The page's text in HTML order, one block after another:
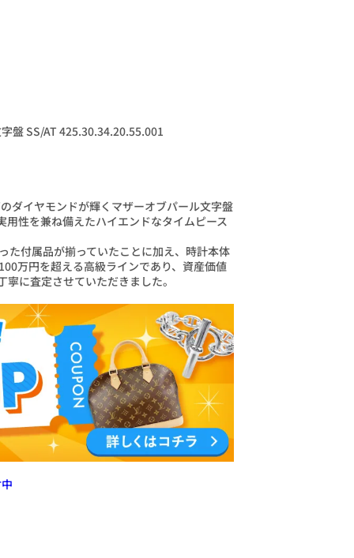
盤 SS/AT 425.30.34.20.55.001
ダイヤモンドが輝くマザーオブパール文字盤
性を兼ね備えたハイエンドなタイムピース
た付属品が揃っていたことに加え、時計本体
万円を超える高級ラインであり、資産価値
に査定させていただきました。